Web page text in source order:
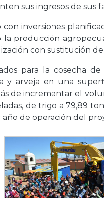
sus ingresos de sus
inversiones
la producción
con sustitución
para la cosecha
y arveja en una
de incrementar el
de trigo a 79,89
de operación del